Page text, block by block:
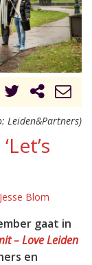
Leiden&Partners)
Jesse Blom
gaat in
– Love Leiden
en